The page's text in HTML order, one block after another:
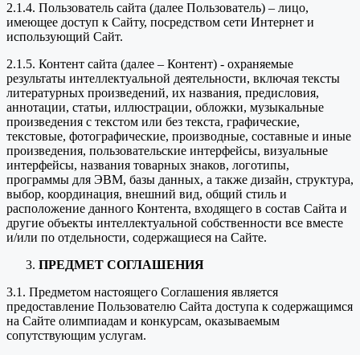
2.1.4. Пользователь сайта (далее Пользователь) – лицо,
имеющее доступ к Сайту, посредством сети Интернет и
использующий Сайт.
2.1.5. Контент сайта (далее – Контент) - охраняемые
результаты интеллектуальной деятельности, включая тексты
литературных произведений, их названия, предисловия,
аннотации, статьи, иллюстрации, обложки, музыкальные
произведения с текстом или без текста, графические,
текстовые, фотографические, производные, составные и иные
произведения, пользовательские интерфейсы, визуальные
интерфейсы, названия товарных знаков, логотипы,
программы для ЭВМ, базы данных, а также дизайн, структура,
выбор, координация, внешний вид, общий стиль и
расположение данного Контента, входящего в состав Сайта и
другие объекты интеллектуальной собственности все вместе
и/или по отдельности, содержащиеся на Сайте.
ПРЕДМЕТ СОГЛАШЕНИЯ
3.1. Предметом настоящего Соглашения является
предоставление Пользователю Сайта доступа к содержащимся
на Сайте олимпиадам и конкурсам, оказываемым
сопутствующим услугам.